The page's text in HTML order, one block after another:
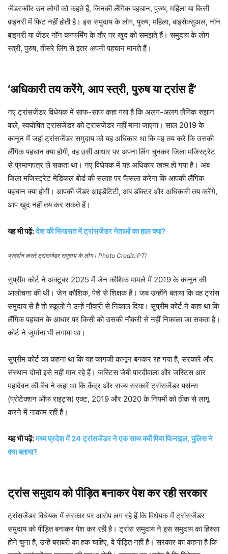
जेंडरक्वीर उन लोगों को कहते हैं, जिनकी लैंगिक पहचान, पुरुष, महिला या किसी
बाइनरी में फिट नहीं होती है। इस समुदाय के लोग, पुरुष, महिला, बाइसेक्सुअल, नॉन
बाइनरी या जेंडर नॉन कन्फर्मिंग के तौर पर खुद को समझते हैं। समुदाय के लोग
स्त्री, पुरुष, तीसरे लिंग से इतर अपनी पहचान मानते हैं।
‘अधिकारी तय करेंगे, आप स्त्री, पुरुष या ट्रांस हैं’
नए ट्रांसजेंडर विधेयक में साफ-साफ कहा गया है कि अलग-अलग लैंगिक रुझान
वाले, स्वघोषित ट्रांसजेंडर को ट्रांसजेंडर नहीं माना जाएगा। साल 2019 के
कानून में जहां ट्रांसजेंडर समुदाय को यह अधिकार था कि वह तय करे कि उसकी
लैंगिक पहचान क्या होगी, वह उसी आधार पर अपना लिंग चुनकर जिला मजिस्ट्रेट
से प्रमाणपत्र ले सकता था। नए विधेयक में यह अधिकार खत्म हो गया है। अब
जिला मजिस्ट्रेट मेडिकल बोर्ड की सलाह पर फैसला करेगा कि आपकी लैंगिक
पहचान क्या होगी। आपकी जेंडर आइडेंटिटी, अब डॉक्टर और अधिकारी तय करेंगे,
आप खुद नहीं तय कर सकते हैं।
यह भी पढ़ें:देश की सियासत में ट्रांसजेंडर नेताओं का हाल क्या?
प्रदर्शन करते ट्रांसजेंडर समुदाय के लोग। Photo Credit: PTI
सुप्रीम कोर्ट ने अक्टूबर 2025 में जेन कौशिक मामले में 2019 के कानून की
आलोचना की थी। जेन कौशिक, पेशे से शिक्षक हैं। जब उन्होंने बताया कि वह ट्रांस
समुदाय से हैं तो स्कूलो ने उन्हें नौकरी से निकाल दिया। सुप्रीम कोर्ट ने कहा था कि
लैंगिक पहचान के आधार पर किसी को उसकी नौकरी से नहीं निकाला जा सकता है।
कोर्ट ने जुर्माना भी लगाया था।
सुप्रीम कोर्ट का कहना था कि यह कागजी कानून बनकर रह गया है, सरकारें और
संस्थान दोनों इसे नहीं मान रहे हैं। जस्टिस जेबी पारदीवाला और जस्टिस आर
महादेवन की बेंच ने कहा था कि केंद्र और राज्य सरकारें ट्रांसजेंडर पर्सन्स
(प्रोटेक्शन ऑफ राइट्स) एक्ट, 2019 और 2020 के नियमों को ठीक से लागू
करने में नाकाम रहीं हैं।
यह भी पढ़ें:मध्य प्रदेश में 24 ट्रांसजेंडर ने एक साथ क्यों पिया फिनाइल, पुलिस ने
क्या बताया?
ट्रांस समुदाय को पीड़ित बनाकर पेश कर रही सरकार
ट्रांसजेंडर विधेयक में सरकार पर आरोप लग रहे हैं कि विधेयक में ट्रांसजेंडर
समुदाय को पीड़ित बनाकर पेश कर रही है। ट्रांस समुदाय ने इस समुदाय का हिस्सा
होने चुना है, उन्हें बराबरी का हक चाहिए, वे पीड़ित नहीं हैं। सरकार का कहना है कि